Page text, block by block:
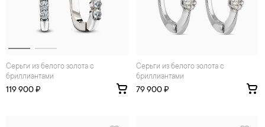
Серьги из белого золота с
бриллиантами
119 900 ₽
Серьги из белого золота с
бриллиантами
79 900 ₽